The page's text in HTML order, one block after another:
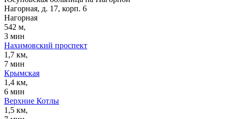
Нагорная, д. 17, корп. 6
Нагорная
542 м,
3 мин
Нахимовский проспект
1,7 км,
7 мин
Крымская
1,4 км,
6 мин
Верхние Котлы
1,5 км,